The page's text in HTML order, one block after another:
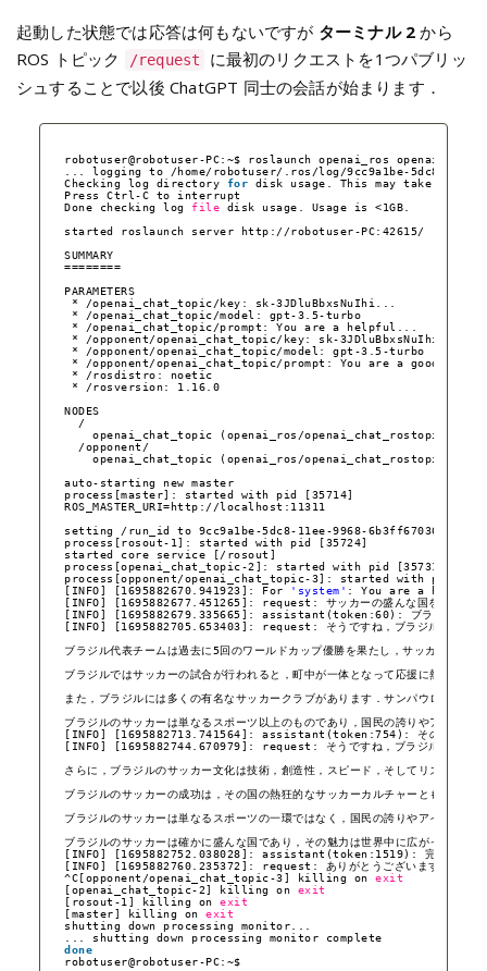
起動した状態では応答は何もないですが ターミナル 2 から
ROS トピック
/request
に最初のリクエストを1つパブリッ
シュすることで以後 ChatGPT 同士の会話が始まります．
robotuser@robotuser-PC:~$ roslaunch openai_ros
... logging to /home/robotuser/ .ros /log/9cc9a1be-5dc8-11ee-
Checking log directory for disk usage. This may take a
Press Ctrl-C to interrupt
Done checking log file
disk usage. Usage is <1GB.
started roslaunch server http: //robotuser-PC:42615/
SUMMARY
========
PARAMETERS
* /openai_chat_topic/key : sk-3JDluBbxsNuIhi...
* /openai_chat_topic/model : gpt-3.5-turbo
* /openai_chat_topic/prompt : You are a helpful...
* /opponent/openai_chat_topic/key: sk-3JDluBbxsNuIhi...
* /opponent/openai_chat_topic/model : gpt-3.5-turbo
* /opponent/openai_chat_topic/prompt : You are a good ta...
* /rosdistro : noetic
* /rosversion: 1.16.0
NODES
/
openai_chat_topic (openai_ros /openai_chat_rostopic
/opponent/
openai_chat_topic (openai_ros /openai_chat_rostopic
auto-starting new master
process[master]: started with pid [35714]
ROS_MASTER_URI=http: //localhost :11311
setting /run_id
to 9cc9a1be-5dc8-11ee-9968-6b3ff6703622
process[rosout-1]: started with pid [35724]
started core service [/rosout ]
process[openai_chat_topic-2]: started with pid [35731]
process[opponent/openai_chat_topic-3]: started with pid
[INFO] [1695882670.941923]: For
'system' : You are a
[INFO] [1695882677.451265]: request: サッカーの盛んな国を1つ挙げ
[INFO] [1695882679.335665]: assistant(token:60): ブラジルはサッカ
[INFO] [1695882705.653403]: request: そうですね，ブラジルは世界でも有
ブラジル代表チームは過去に5回のワールドカップ優勝を果たし，サッカーの歴
ブラジルではサッカーの試合が行われると，町中が一体となって応援に熱が入
また，ブラジルには多くの有名なサッカークラブがあります．サンパウロのサ
ブラジルのサッカーは単なるスポーツ以上のものであり，国民の誇りやアイデ
[INFO] [1695882713.741564]: assistant(token:754): その通りです．ブラジル
[INFO] [1695882744.670979]: request: そうですね，ブラジルのサッカーの魅
さらに，ブラジルのサッカー文化は技術，創造性，スピード，そしてリズム感
ブラジルのサッカーの成功は，その国の熱狂的なサッカーカルチャーとも関連
ブラジルのサッカーは単なるスポーツの一環ではなく，国民の誇りやアイデン
ブラジルのサッカーは確かに盛んな国であり，その魅力は世界中に広がってい
[INFO] [1695882752.038028]: assistant(token:1519): 完全に同意します．ブ
[INFO] [1695882760.235372]: request: ありがとうございます．ブラジルのサ
^C[opponent /openai_chat_topic-3] killing on exit
[openai_chat_topic-2] killing on exit
[rosout-1] killing on exit
[master] killing on exit
shutting down processing monitor...
... shutting down processing monitor complete
done
robotuser@robotuser-PC:~$